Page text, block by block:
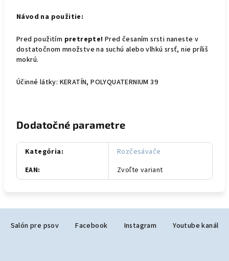
Návod na použitie:
Pred použitím pretrepte! Pred česaním srsti naneste v
dostatočnom množstve na suchú alebo vlhkú srsť, nie príliš
mokrú.
Účinné látky: KERATÍN, POLYQUATERNIUM 39
Dodatočné parametre
Kategória:
Rozčesávače
EAN: Zvoľte variant
Salón pre psov Facebook Instagram Youtube kanál